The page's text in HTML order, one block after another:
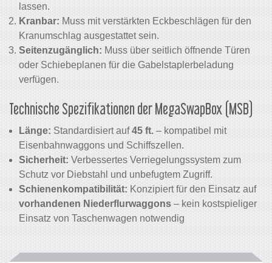
lassen.
Kranbar: Muss mit verstärkten Eckbeschlägen für den
Kranumschlag ausgestattet sein.
Seitenzugänglich: Muss über seitlich öffnende Türen
oder Schiebeplanen für die Gabelstaplerbeladung
verfügen.
Technische Spezifikationen der MegaSwapBox (MSB)
Länge: Standardisiert auf45 ft. – kompatibel mit
Eisenbahnwaggons und Schiffszellen.
Sicherheit: Verbessertes Verriegelungssystem zum
Schutz vor Diebstahl und unbefugtem Zugriff.
Schienenkompatibilität: Konzipiert für den Einsatz auf
vorhandenen Niederflurwaggons – kein kostspieliger
Einsatz von Taschenwagen notwendig